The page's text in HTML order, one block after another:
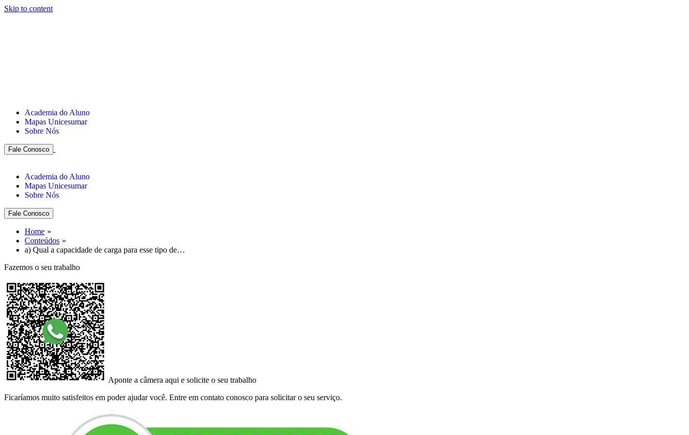
Skip to content
Academia do Aluno
Mapas Unicesumar
Sobre Nós
Fale Conosco
Academia do Aluno
Mapas Unicesumar
Sobre Nós
Fale Conosco
Home
Conteúdos
a) Qual a capacidade de carga para esse tipo de…
Fazemos o seu trabalho
Aponte a câmera aqui e solicite o seu trabalho
Ficaríamos muito satisfeitos em poder ajudar você. Entre em contato conosco para solicitar o seu serviço.